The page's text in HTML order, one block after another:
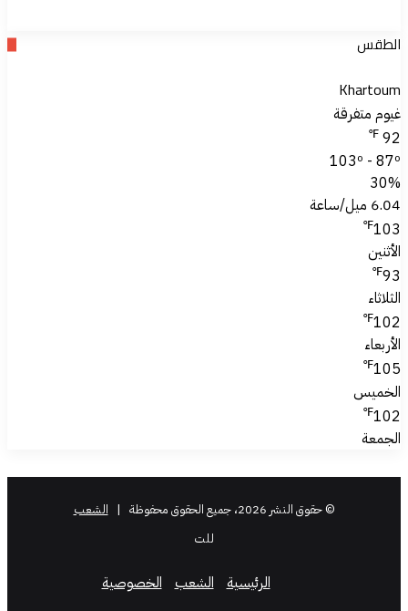
الطقس
Khartoum
غيوم متفرقة
92
℉
103º - 87º
30%
6.04 ميل/ساعة
103
℉
الأثنين
93
℉
الثلاثاء
102
℉
الأربعاء
105
℉
الخميس
102
℉
الجمعة
© حقوق النشر 2026، جميع الحقوق محفوظة |
الشعب
للت
الرئيسية الشعب الخصوصية